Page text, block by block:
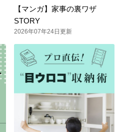
【マンガ】家事の裏ワザ
STORY
2026年07年24日更新